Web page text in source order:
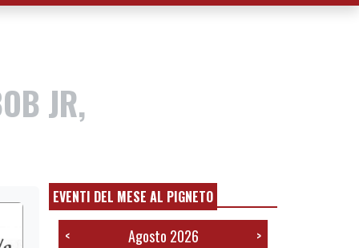
JR,
EVENTI DEL MESE AL PIGNETO
< Agosto 2026 >